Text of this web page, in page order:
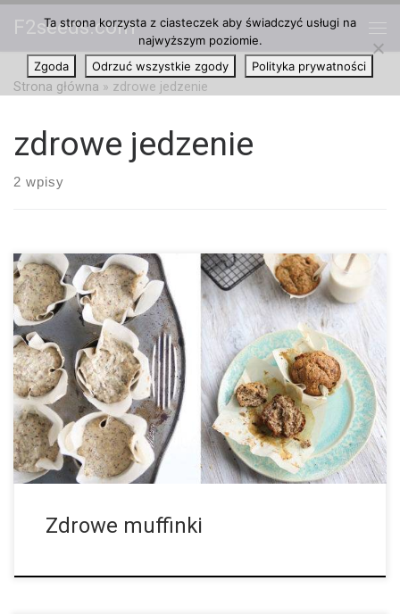
Przejdź do treści
F2seeds.com
Strona główna » zdrowe jedzenie
zdrowe jedzenie
2 wpisy
Ilość porcji: 10 – 12 Całkowity czas przygotowania: 35 minut
Poniższy przepis nie zawiera glutenu, nabiału, jajek czy
orzechów. Wszystkie składniki są naturalne, a danie może być
alternatywą nie tylko dla niezdrowych słodyczy, ale także dla
pełnowartościowego posiłku. Składniki: 2 łyżki mielonych
nasion lnu 6 łyżek ciepłej wody 1 szklanka mąki orkiszowej 1
łyżeczka sody oczyszczonej 1 ½ łyżeczki proszku do pieczenia
¼ łyżeczki soli ½ szklaki oleju kokosowego 2 […]
Zdrowe muffinki
Ta strona korzysta z ciasteczek aby świadczyć usługi na
najwyższym poziomie.
Zgoda
Odrzuć wszystkie zgody Polityka prywatności